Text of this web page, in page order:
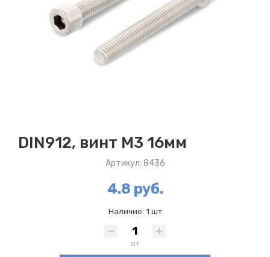
DIN912, винт М3 16мм
Артикул: 8436
4.8 руб.
Наличие: 1 шт
шт